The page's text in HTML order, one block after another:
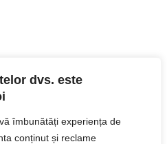
dvs. este
îmbunătăți experiența de
conținut și reclame